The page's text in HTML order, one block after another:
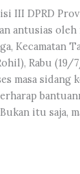
III DPRD
antusias oleh
Kecamatan
Rabu (19/
masa sidang
itu saja,